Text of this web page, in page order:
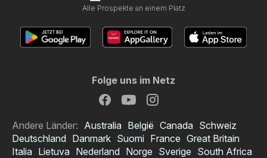
Alle Prospekte an einem Platz
Folge uns im Netz
Andere Länder: Australia België Canada Schweiz
Deutschland Danmark Suomi France Great Britain
Italia Lietuva Nederland Norge Sverige South Africa